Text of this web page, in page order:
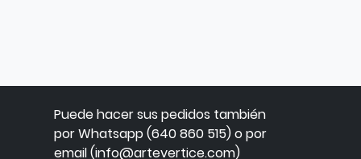
Puede hacer sus pedidos también
por Whatsapp (640 860 515) o por
email (info@artevertice.com)